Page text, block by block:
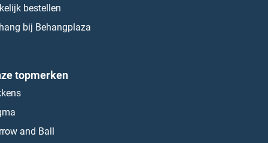
bestellen
bij Behangplaza
topmerken
and Ball